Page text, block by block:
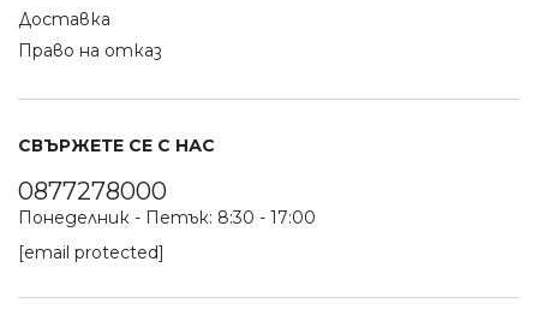
Доставка
Право на отказ
СВЪРЖЕТЕ СЕ С НАС
0877278000
Понеделник - Петък: 8:30 - 17:00
[email protected]